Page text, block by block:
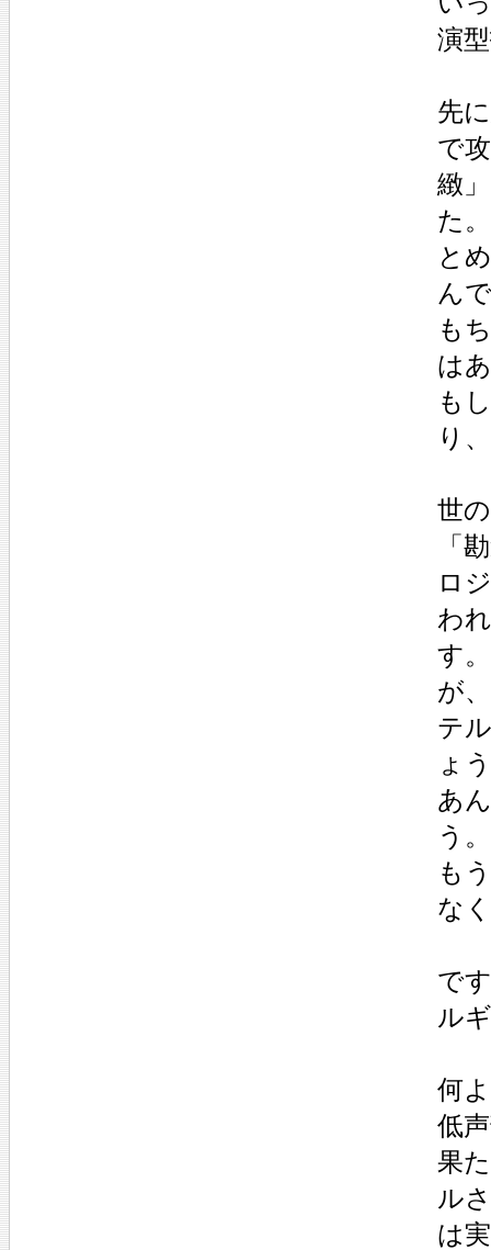
演
先
で
緻
た
と
ん
も
は
も
り
世
「
ロ
わ
す
が
テ
ょ
あ
う。
も
な
で
ル
何
低
果
ル
は